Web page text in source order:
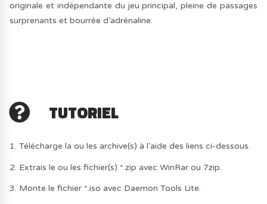
originale et indépendante du jeu principal, pleine de passages
surprenants et bourrée d’adrénaline.
TUTORIEL
1. Télécharge la ou les archive(s) à l'aide des liens ci-dessous.
2. Extrais le ou les fichier(s) *.zip avec WinRar ou 7zip.
3. Monte le fichier *.iso avec Daemon Tools Lite.